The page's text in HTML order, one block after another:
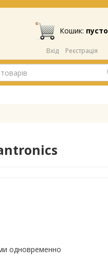
Кошик: пусто
Вхід Реєстрація
одновременно